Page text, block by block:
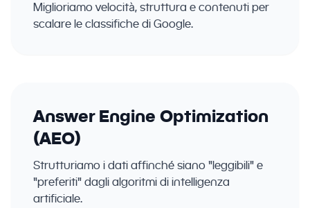
Miglioriamo velocità, struttura e contenuti per
scalare le classifiche di Google.
Answer Engine Optimization
(AEO)
Strutturiamo i dati affinché siano "leggibili" e
"preferiti" dagli algoritmi di intelligenza
artificiale.